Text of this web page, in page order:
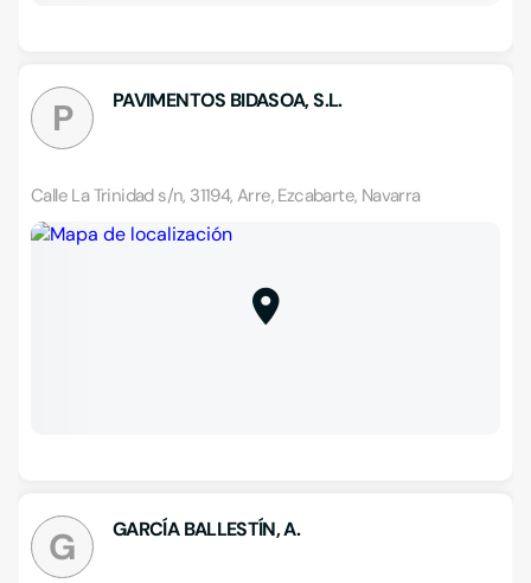
P PAVIMENTOS BIDASOA, S.L.
Calle La Trinidad s/n, 31194, Arre, Ezcabarte, Navarra
G GARCÍA BALLESTÍN, A.